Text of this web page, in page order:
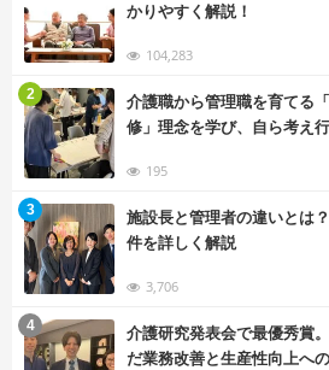
かりやすく解説！
104,283
介護職から管理職を育てる
修」理念を学び、自ら考え
195
2
施設長と管理者の違いとは
件を詳しく解説
3,706
3
介護研究発表会で最優秀賞
だ業務改善と生産性向上へ
4